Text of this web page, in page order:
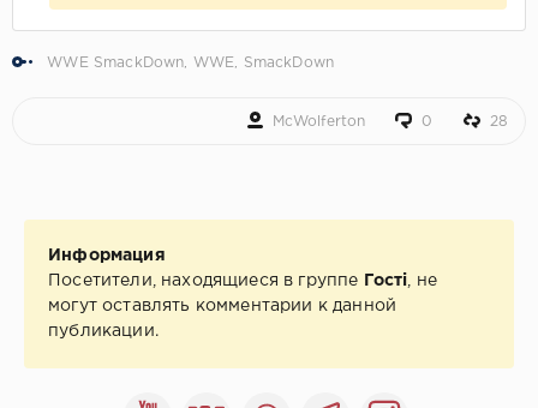
WWE SmackDown WWE SmackDown
McWolferton 0 28
Информация
Посетители, находящиеся в группе
Гості , не
могут оставлять комментарии к данной
публикации.